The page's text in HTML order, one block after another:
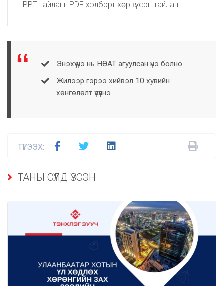
PPT тайланг PDF хэлбэрт хөрвүүлсэн тайлан
Энэхүү үнэ нь НӨАТ агуулсан үнэ болно
Жилээр гэрээ хийвэл 10 хувийн
хөнгөлөлт үзүүлнэ
ТҮГЭЭХ:
ТАНЫ СҮҮЛД ҮЗСЭН